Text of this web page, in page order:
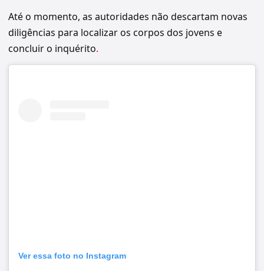
Até o momento, as autoridades não descartam novas
diligências para localizar os corpos dos jovens e
concluir o inquérito.
Ver essa foto no Instagram